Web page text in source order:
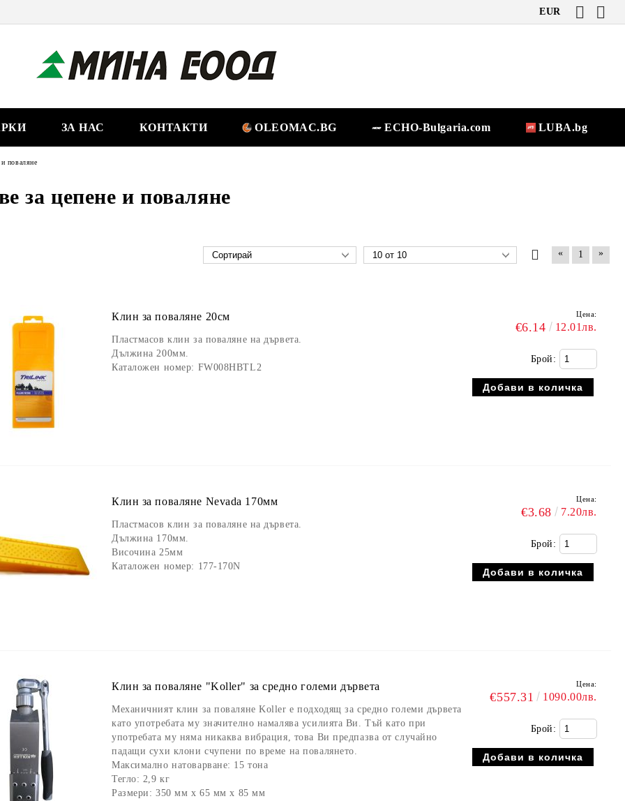
EUR
ЗА НАС КОНТАКТИ OLEOMAC.BG ECHO-Bulgaria.com LUBA.bg
поваляне
за цепене и поваляне
« 1 »
Клин за поваляне 20см
Пластмасов клин за поваляне на дървета.
Дължина 200мм.
Каталожен номер: FW008HBTL2
Цена:
€6.14 12.01лв.
Брой:
Клин за поваляне Nevada 170мм
Пластмасов клин за поваляне на дървета.
Дължина 170мм.
Височина 25мм
Каталожен номер: 177-170N
Цена:
€3.68 7.20лв.
Брой:
Клин за поваляне "Koller" за средно големи дървета
Механичният клин за поваляне Koller е подходящ за средно големи дървета
като употребата му значително намалява усилията Ви. Тъй като при
употребата му няма никаква вибрация, това Ви предпазва от случайно
падащи сухи клони счупени по време на повалянето.
Максимално натоварване: 15 тона
Тегло: 2,9 кг
Размери: 350 мм х 65 мм х 85 мм
Цена:
€557.31 1090.00лв.
Брой: